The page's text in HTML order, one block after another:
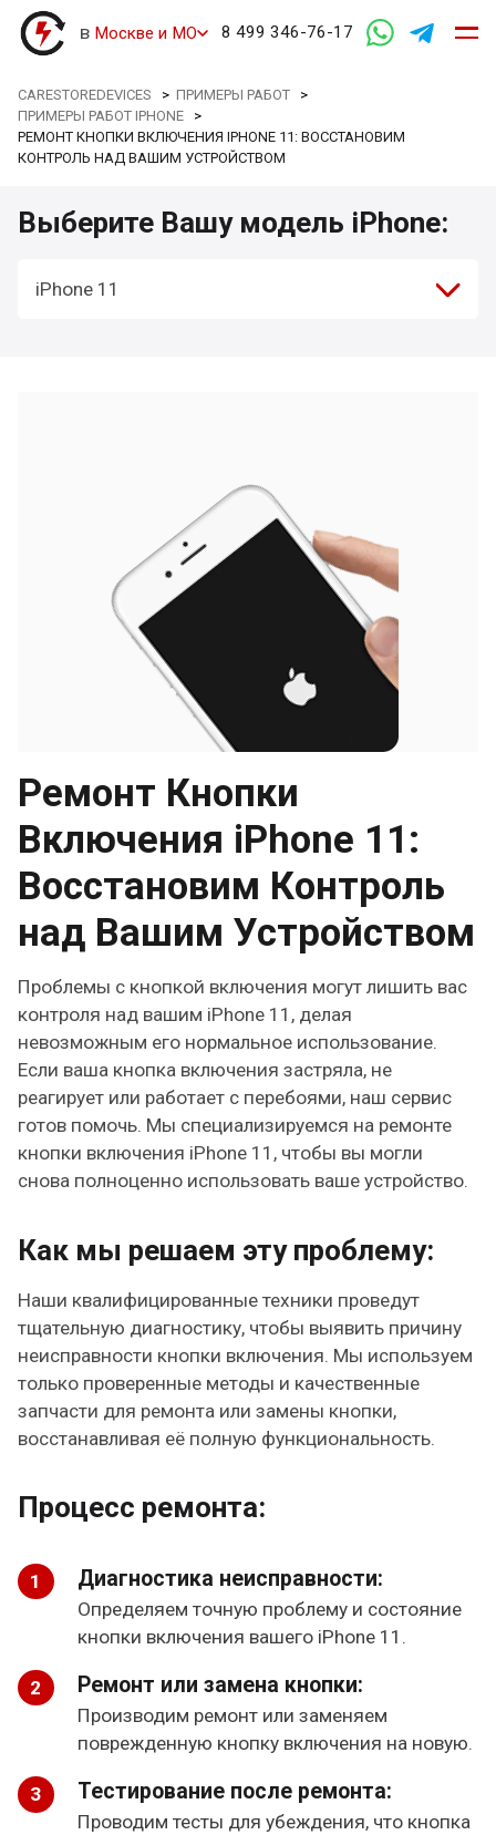
в Москве и МО 8 499 346-76-17
CARESTOREDEVICES >ПРИМЕРЫ РАБОТ >
ПРИМЕРЫ РАБОТ IPHONE >
РЕМОНТ КНОПКИ ВКЛЮЧЕНИЯ IPHONE 11: ВОССТАНОВИМ
КОНТРОЛЬ НАД ВАШИМ УСТРОЙСТВОМ
Выберите Вашу модель iPhone:
iPhone 11
Ремонт Кнопки
Включения iPhone 11:
Восстановим Контроль
над Вашим Устройством
Проблемы с кнопкой включения могут лишить вас
контроля над вашим iPhone 11, делая
невозможным его нормальное использование.
Если ваша кнопка включения застряла, не
реагирует или работает с перебоями, наш сервис
готов помочь. Мы специализируемся на ремонте
кнопки включения iPhone 11, чтобы вы могли
снова полноценно использовать ваше устройство.
Как мы решаем эту проблему:
Наши квалифицированные техники проведут
тщательную диагностику, чтобы выявить причину
неисправности кнопки включения. Мы используем
только проверенные методы и качественные
запчасти для ремонта или замены кнопки,
восстанавливая её полную функциональность.
Процесс ремонта:
Диагностика неисправности:
Определяем точную проблему и состояние
кнопки включения вашего iPhone 11.
Ремонт или замена кнопки:
Производим ремонт или заменяем
поврежденную кнопку включения на новую.
Тестирование после ремонта:
Проводим тесты для убеждения, что кнопка